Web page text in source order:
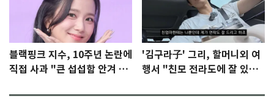
블랙핑크 지수, 10주년 논란에
직접 사과 "큰 섭섭함 안겨 미
'김구라子' 그리, 할머니외 여
행서 "친모 전라도에 잘 있